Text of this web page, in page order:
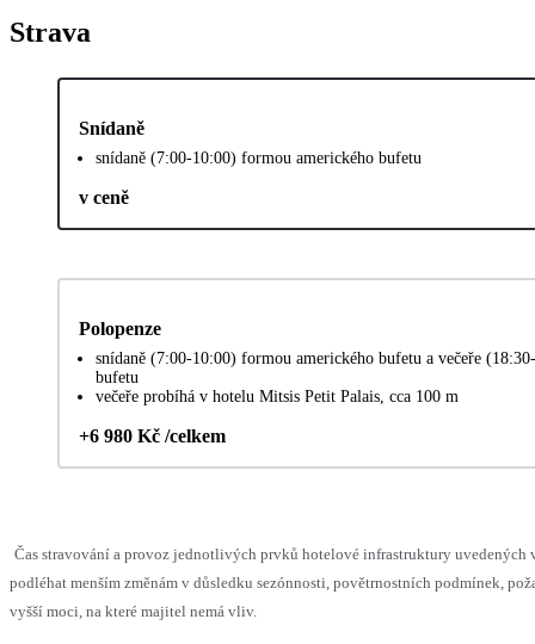
Strava
Snídaně
snídaně (7:00-10:00) formou amerického bufetu
v ceně
Polopenze
snídaně (7:00-10:00) formou amerického bufetu a večeře
bufetu
večeře probíhá v hotelu Mitsis Petit Palais, cca 100 m
+6 980 Kč /celkem
Čas stravování a provoz jednotlivých prvků hotelové infrastruktury uvedených
podléhat menším změnám v důsledku sezónnosti, povětrnostních podmínek,
vyšší moci, na které majitel nemá vliv.